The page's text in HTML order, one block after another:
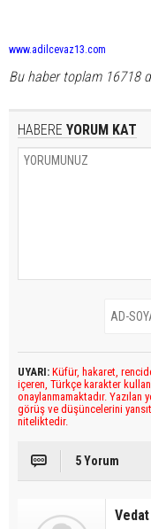
www.adilcevaz13.com
Bu haber toplam 16718
HABERE YORUM KAT
UYARI: Küfür, hakaret,
içeren, Türkçe karakter
onaylanmamaktadır.
görüş ve düşüncelerini
niteliktedir.
5 Yorum